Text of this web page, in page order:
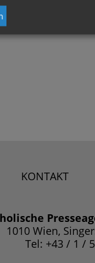
KONTAKT
1010 Wien,
Tel: +43 / 1 /